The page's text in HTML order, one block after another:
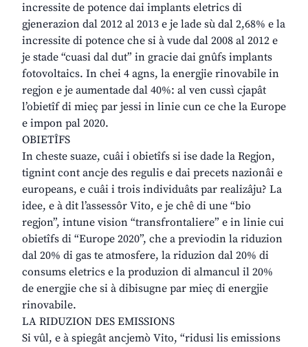
incressite de potence dai implants eletrics di
gjenerazion dal 2012 al 2013 e je lade sù dal 2,68% e la
incressite di potence che si à vude dal 2008 al 2012 e
je stade “cuasi dal dut” in gracie dai gnûfs implants
fotovoltaics. In chei 4 agns, la energjie rinovabile in
regjon e je aumentade dal 40%: al ven cussì cjapât
l’obietîf di mieç par jessi in linie cun ce che la Europe
e impon pal 2020.
OBIETÎFS
In cheste suaze, cuâi i obietîfs si ise dade la Regjon,
tignint cont ancje des regulis e dai precets nazionâi e
europeans, e cuâi i trois individuâts par realizâju? La
idee, e à dit l’assessôr Vito, e je chê di une “bio
regjon”, intune vision “transfrontaliere” e in linie cui
obietîfs di “Europe 2020”, che a previodin la riduzion
dal 20% di gas te atmosfere, la riduzion dal 20% di
consums eletrics e la produzion di almancul il 20%
de energjie che si à dibisugne par mieç di energjie
rinovabile.
LA RIDUZION DES EMISSIONS
Si vûl, e à spiegât ancjemò Vito, “ridusi lis emissions